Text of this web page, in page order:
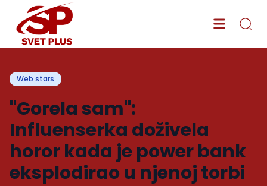
Web stars
"Gorela sam":
Influenserka doživela
horor kada je power bank
eksplodirao u njenoj torbi